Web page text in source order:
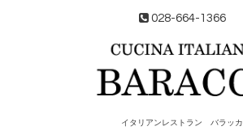
028-664-1366
イタリアンレストラン バラッカ